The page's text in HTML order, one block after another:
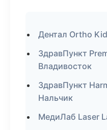
Дентал Ortho
ЗдравПункт
Владивосток
ЗдравПункт
Нальчик
МедиЛаб Laser